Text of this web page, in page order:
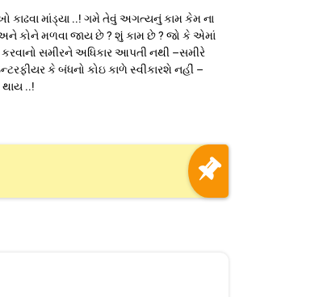
કાઢવા માંડ્યા ..! ગમે તેવું અગત્યનું કામ કેમ ના
કોને મળવા જાય છે ? શું કામ છે ? જો કે એમાં
કરવાનો સમીરને અધિકાર આપતી નથી –સમીરે
કે બંધનો કોઇ કાળે સ્વીકારશે નહીં –
..!